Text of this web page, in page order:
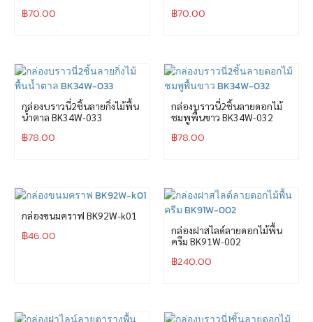
฿70.00 ฿70.00
กล่องบราวนี่2ชิ้นลายกิ่งไม้พื้น
น้ำตาล BK34W-033
฿78.00
กล่องบราวนี่2ชิ้นลายดอกไม้
ชมพูพื้นขาว BK34W-032
฿78.00
กล่องขนมคราฟ BK92W-k01
฿46.00
กล่องฝาสไลด์ลายดอกไม้พื้น
ครีม BK91W-002
฿240.00